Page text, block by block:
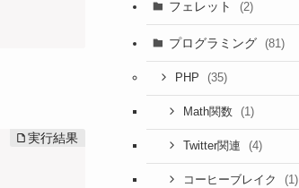
フェレット (2)
プログラミング (81)
PHP (35)
Math関数 (1)
Twitter関連 (4)
コーヒーブレイク (1)